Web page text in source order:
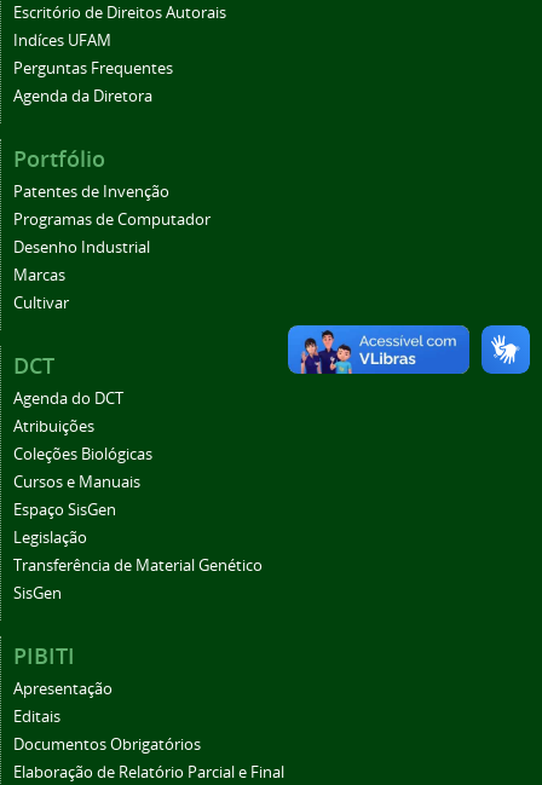
Escritório de Direitos Autorais
Indíces UFAM
Perguntas Frequentes
Agenda da Diretora
Portfólio
Patentes de Invenção
Programas de Computador
Desenho Industrial
Marcas
Cultivar
DCT
Agenda do DCT
Atribuições
Coleções Biológicas
Cursos e Manuais
Espaço SisGen
Legislação
Transferência de Material Genético
SisGen
PIBITI
Apresentação
Editais
Documentos Obrigatórios
Elaboração de Relatório Parcial e Final